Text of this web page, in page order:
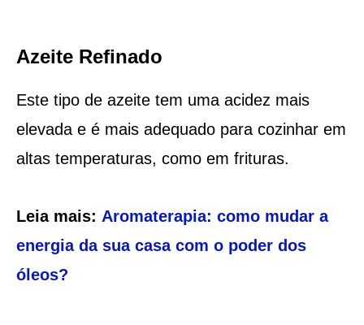
Azeite Refinado
Este tipo de azeite tem uma acidez mais
elevada e é mais adequado para cozinhar em
altas temperaturas, como em frituras.
Leia mais: Aromaterapia: como mudar a
energia da sua casa com o poder dos
óleos?